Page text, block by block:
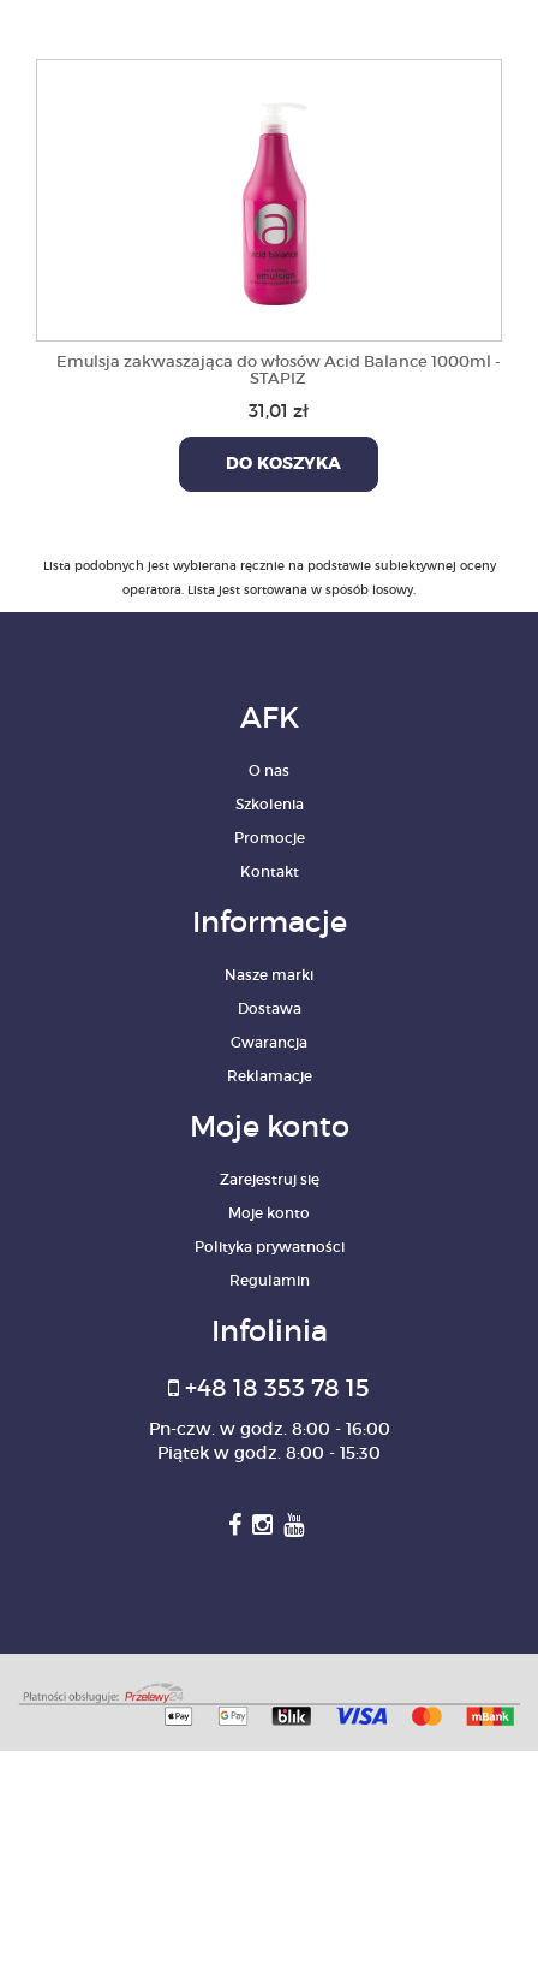
Emulsja zakwaszająca do włosów Acid Balance 1000ml -
STAPIZ
31,01 zł
DO KOSZYKA
Lista podobnych jest wybierana ręcznie na podstawie subiektywnej oceny
operatora. Lista jest sortowana w sposób losowy.
AFK
O nas
Szkolenia
Promocje
Kontakt
Informacje
Nasze marki
Dostawa
Gwarancja
Reklamacje
Moje konto
Zarejestruj się
Moje konto
Polityka prywatności
Regulamin
Infolinia
+48 18 353 78 15
Pn-czw. w godz. 8:00 - 16:00
Piątek w godz. 8:00 - 15:30